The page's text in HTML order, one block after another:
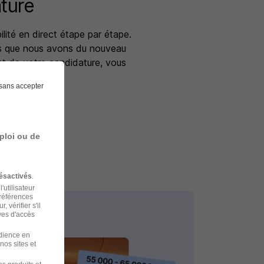
en direct étape par étape.
nous avons du nouveau
de votre candidature, vous
accepter
ou de
vérifier s'il
d'accès
en
sites et